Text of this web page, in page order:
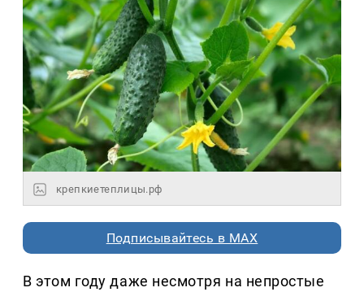
крепкиетеплицы.рф
Подписывайтесь в MAX
В этом году даже несмотря на непростые